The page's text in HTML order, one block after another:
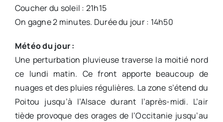
Coucher du soleil : 21h15
On gagne 2 minutes. Durée du jour : 14h50
Météo du jour :
Une perturbation pluvieuse traverse la moitié nord
ce lundi matin. Ce front apporte beaucoup de
nuages et des pluies régulières. La zone s’étend du
Poitou jusqu’à l’Alsace durant l’après-midi. L’air
tiède provoque des orages de l’Occitanie jusqu’au